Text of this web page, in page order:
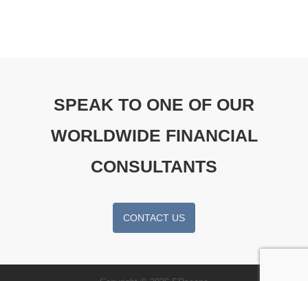
SPEAK TO ONE OF OUR
WORLDWIDE FINANCIAL
CONSULTANTS
CONTACT US